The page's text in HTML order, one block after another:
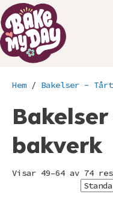
Hem/ Bakelser -
bakverk
Visar 49–64 av 74